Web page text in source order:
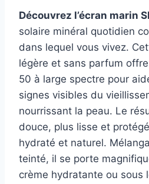
Découvrez l’écran marin
solaire minéral quotidien
dans lequel vous vivez.
légère et sans parfum
50 à large spectre pour
signes visibles du
nourrissant la peau. Le
douce, plus lisse et
hydraté et naturel.
teinté, il se porte
crème hydratante ou sous